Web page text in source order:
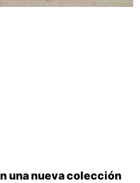
una nueva colección